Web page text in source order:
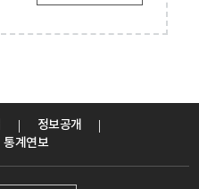
정보공개
통계연보